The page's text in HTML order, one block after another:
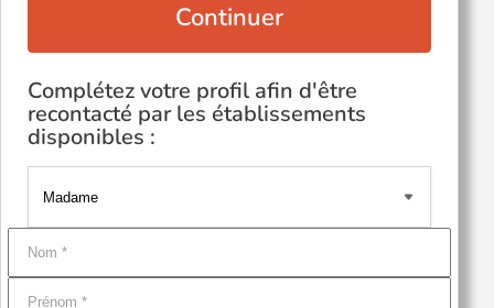
Continuer
Complétez votre profil afin d'être
recontacté par les établissements
disponibles :